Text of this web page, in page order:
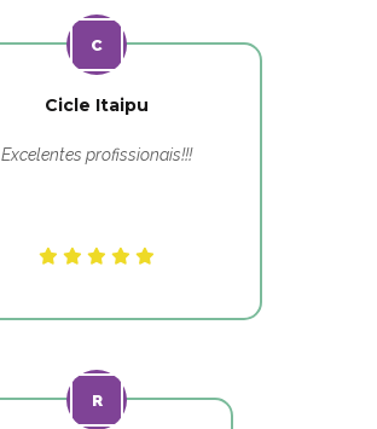
Cicle Itaipu
Excelentes profissionais!!!